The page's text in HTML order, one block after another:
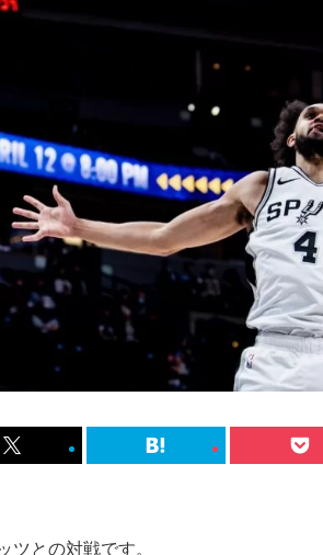
ツとの対戦です。